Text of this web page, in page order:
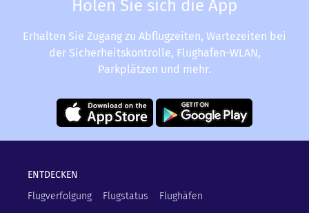
Holen Sie sich die App
Erhalten Sie Zugang zu Abflugzeiten, Wartezeiten bei
der Sicherheitskontrolle, Flughafen-WLAN,
Parkplätzen und mehr.
ENTDECKEN
Flugverfolgung
Flugstatus Flughäfen